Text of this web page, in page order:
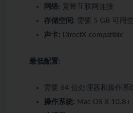
网络: 宽带互联网连接
存储空间: 需要 5 GB 可用
声卡: DirectX compatible
最低配置:
需要 64 位处理器和操作系
操作系统: Mac OS X